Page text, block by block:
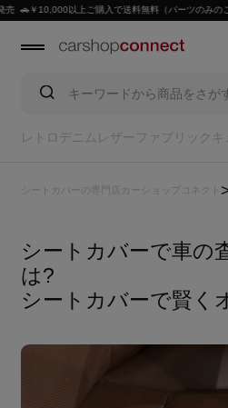
以上ご購入で送料無料（パーツのみのご購入、北
レトロ デニム レザー ファブリック
シートカバーの専門店カーショップコネクト
シートカバーで車の
は?
シートカバーで賢く